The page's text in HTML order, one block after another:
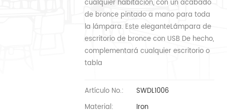
cualquier habitación, con un acabado
de bronce pintado a mano para toda
la lámpara. Este eleganteLámpara de
escritorio de bronce con USB De hecho,
complementará cualquier escritorio o
tabla
Artículo No.:
SWDL1006
Material:
Iron